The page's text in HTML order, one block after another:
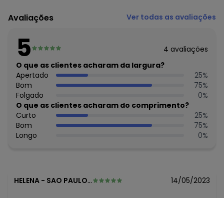
Colecao : LIZ CALCINHA
Avaliações Ver todas as avaliações
5 4 avaliações
O que as clientes acharam da largura?
Apertado
25%
Bom
75%
Folgado
0%
O que as clientes acharam do comprimento?
Curto
25%
Bom
75%
Longo
0%
HELENA - SAO PAULO - SP 14/05/2023